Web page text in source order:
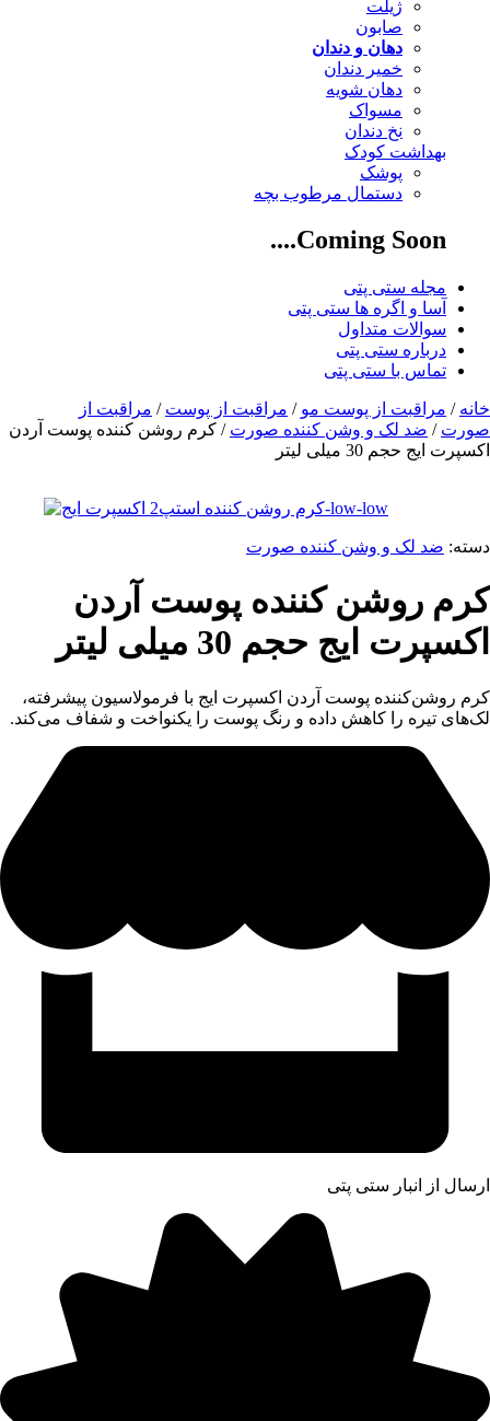
ژیلت
صابون
دهان و دندان
خمیر دندان
دهان شویه
مسواک
نخ دندان
بهداشت کودک
پوشک
دستمال مرطوب بچه
Coming Soon....
مجله ستی پتی
آسا و اگره ها ستی پتی
سوالات متداول
درباره ستی پتی
تماس با ستی پتی
خانه / مراقبت از پوست مو / مراقبت از پوست / مراقبت از
صورت / ضد لک و وشن کننده صورت / کرم روشن کننده پوست آردن
اکسپرت ایج حجم 30 میلی لیتر
دسته: ضد لک و وشن کننده صورت
کرم روشن کننده پوست آردن
اکسپرت ایج حجم 30 میلی لیتر
کرم روشن‌کننده پوست آردن اکسپرت ایج با فرمولاسیون پیشرفته،
لک‌های تیره را کاهش داده و رنگ پوست را یکنواخت و شفاف می‌کند.
ارسال از انبار ستی پتی